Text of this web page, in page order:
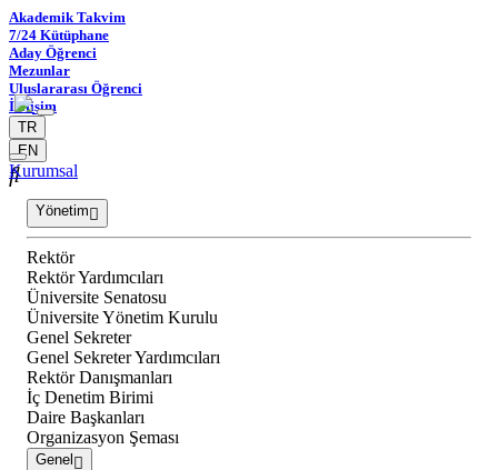
Akademik Takvim
7/24 Kütüphane
Aday Öğrenci
Mezunlar
Uluslararası Öğrenci
İletişim
TR
EN
Kurumsal
Yönetim
Rektör
Rektör Yardımcıları
Üniversite Senatosu
Üniversite Yönetim Kurulu
Genel Sekreter
Genel Sekreter Yardımcıları
Rektör Danışmanları
İç Denetim Birimi
Daire Başkanları
Organizasyon Şeması
Genel